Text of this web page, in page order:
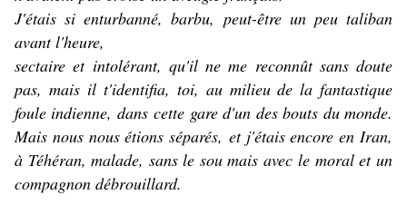
J'étais si enturbanné, barbu, peut-être un peu taliban
avant l'heure,
sectaire et intolérant, qu'il ne me reconnût sans doute
pas, mais il t'identifia, toi, au milieu de la fantastique
foule indienne, dans cette gare d'un des bouts du monde.
Mais nous nous étions séparés, et j'étais encore en Iran,
à Téhéran, malade, sans le sou mais avec le moral et un
compagnon débrouillard.